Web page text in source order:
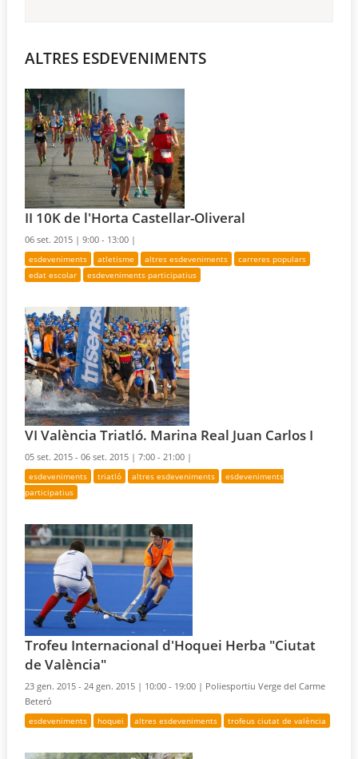
ALTRES ESDEVENIMENTS
II 10K de l'Horta Castellar-Oliveral
06 set. 2015 |9:00 - 13:00 |
esdeveniments atletisme altres esdeveniments
carreres populars
edat escolar
esdeveniments participatius
VI València Triatló. Marina Real Juan Carlos I
05 set. 2015 - 06 set. 2015 |7:00 - 21:00 |
esdeveniments triatló altres esdeveniments
esdeveniments
participatius
Trofeu Internacional d'Hoquei Herba "Ciutat
de València"
23 gen. 2015 - 24 gen. 2015 | 10:00 - 19:00 | Poliesportiu Verge del Carme
Beteró
esdeveniments hoquei altres esdeveniments trofeus ciutat de valència